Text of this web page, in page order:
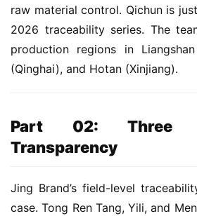
raw material control. Qichun is
2026 traceability series. The
production regions in
(Qinghai), and Hotan (Xinjiang).
Part 02: Three
Transparency
Jing Brand’s field-level
case. Tong Ren Tang, Yili, and